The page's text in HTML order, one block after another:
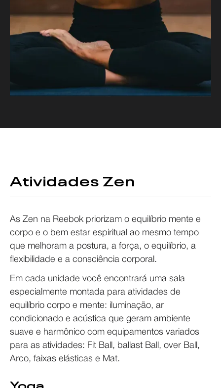
Atividades Zen
As Zen na Reebok priorizam o equilíbrio mente e
corpo e o bem estar espiritual ao mesmo tempo
que melhoram a postura, a força, o equilíbrio, a
flexibilidade e a consciência corporal.
Em cada unidade você encontrará uma sala
especialmente montada para atividades de
equilíbrio corpo e mente: iluminação, ar
condicionado e acústica que geram ambiente
suave e harmônico com equipamentos variados
para as atividades: Fit Ball, ballast Ball, over Ball,
Arco, faixas elásticas e Mat.
Yoga